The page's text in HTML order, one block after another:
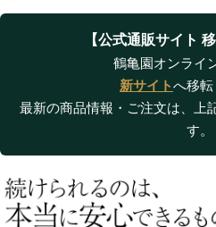
【公式通販サイト
鶴亀園オンライ
新サイトへ移転
最新の商品情報・ご注文は、上
す。